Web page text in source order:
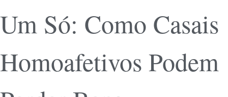
Um Só: Como Casais
Homoafetivos Podem